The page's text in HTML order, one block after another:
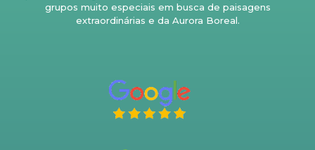
grupos muito especiais em busca de paisagens
extraordinárias e da Aurora Boreal.